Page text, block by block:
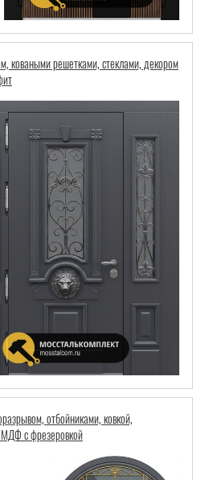
коваными решетками, стеклами, декором
отбойниками, ковкой,
с фрезеровкой